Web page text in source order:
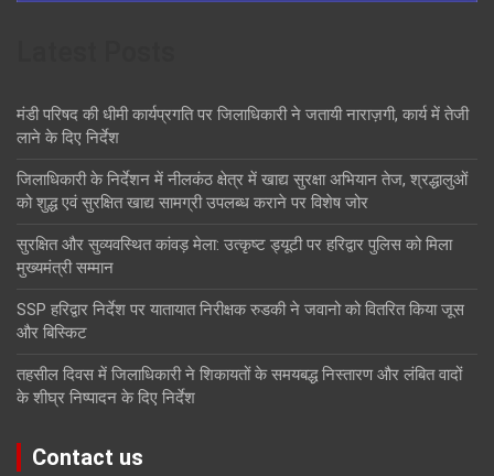
मंडी परिषद की धीमी कार्यप्रगति पर जिलाधिकारी ने जतायी नाराज़गी, कार्य में तेजी
लाने के दिए निर्देश
जिलाधिकारी के निर्देशन में नीलकंठ क्षेत्र में खाद्य सुरक्षा अभियान तेज, श्रद्धालुओं
को शुद्ध एवं सुरक्षित खाद्य सामग्री उपलब्ध कराने पर विशेष जोर
सुरक्षित और सुव्यवस्थित कांवड़ मेला: उत्कृष्ट ड्यूटी पर हरिद्वार पुलिस को मिला
मुख्यमंत्री सम्मान
SSP हरिद्वार निर्देश पर यातायात निरीक्षक रुडकी ने जवानो को वितरित किया जूस
और बिस्किट
तहसील दिवस में जिलाधिकारी ने शिकायतों के समयबद्ध निस्तारण और लंबित वादों
के शीघ्र निष्पादन के दिए निर्देश
Contact us